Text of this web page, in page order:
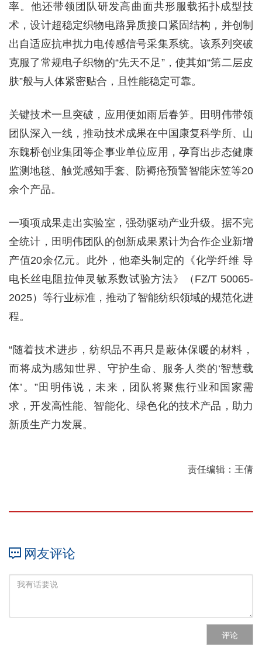
率。他还带领团队研发高曲面共形服载拓扑成型技
术，设计超稳定织物电路异质接口紧固结构，并创制
出自适应抗串扰力电传感信号采集系统。该系列突破
克服了常规电子织物的“先天不足”，使其如“第二层皮
肤”般与人体紧密贴合，且性能稳定可靠。
关键技术一旦突破，应用便如雨后春笋。田明伟带领
团队深入一线，推动技术成果在中国康复科学所、山
东魏桥创业集团等企事业单位应用，孕育出步态健康
监测地毯、触觉感知手套、防褥疮预警智能床笠等20
余个产品。
一项项成果走出实验室，强劲驱动产业升级。据不完
全统计，田明伟团队的创新成果累计为合作企业新增
产值20余亿元。此外，他牵头制定的《化学纤维 导
电长丝电阻拉伸灵敏系数试验方法》（FZ/T 50065-
2025）等行业标准，推动了智能纺织领域的规范化进
程。
“随着技术进步，纺织品不再只是蔽体保暖的材料，
而将成为感知世界、守护生命、服务人类的‘智慧载
体’。”田明伟说，未来，团队将聚焦行业和国家需
求，开发高性能、智能化、绿色化的技术产品，助力
新质生产力发展。
责任编辑：王倩
网友评论
评论